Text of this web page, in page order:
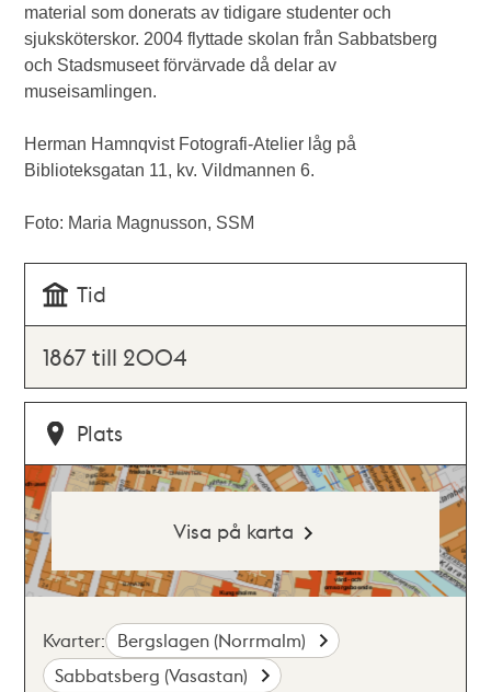
material som donerats av tidigare studenter och
sjuksköterskor. 2004 flyttade skolan från Sabbatsberg
och Stadsmuseet förvärvade då delar av
museisamlingen.
Herman Hamnqvist Fotografi-Atelier låg på
Biblioteksgatan 11, kv. Vildmannen 6.
Foto: Maria Magnusson, SSM
Tid
1867 till 2004
Plats
Visa på karta
Kvarter: Bergslagen (Norrmalm)
Sabbatsberg (Vasastan)